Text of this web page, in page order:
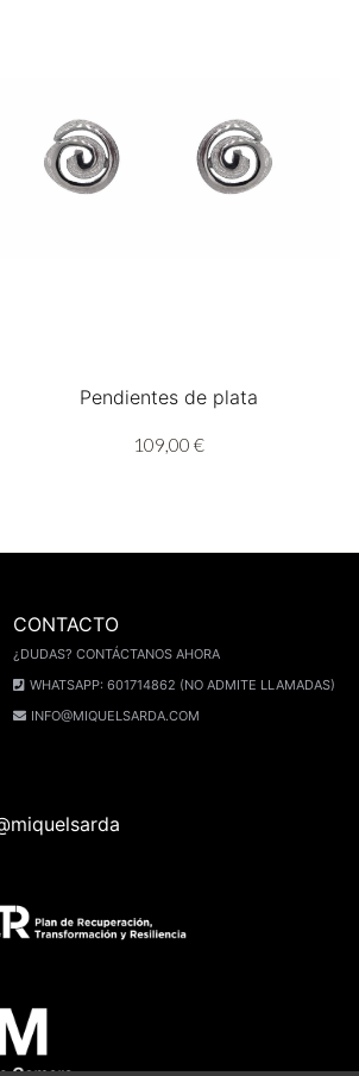
Pendientes de plata
109,00 €
CONTACTO
¿DUDAS? CONTÁCTANOS AHORA
WHATSAPP: 601714862 (NO ADMITE LLAMADAS)
INFO@MIQUELSARDA.COM